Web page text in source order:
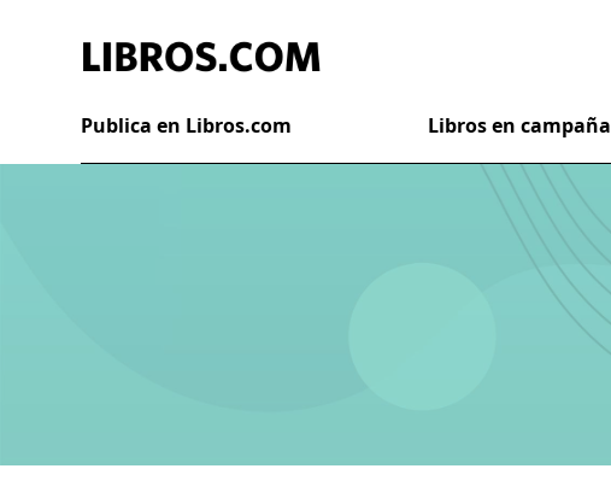
Publica en Libros.com Libros en campaña